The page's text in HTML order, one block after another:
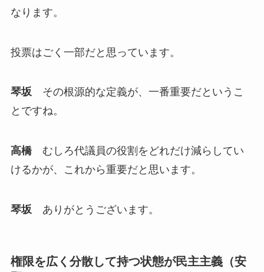
なります。
投票はごく一部だと思っています。
琴坂その根源的な定義が、一番重要だというこ
とですね。
高橋むしろ代議員の役割をどれだけ減らしてい
けるかが、これから重要だと思います。
琴坂ありがとうございます。
権限を広く分散して持つ状態が民主主義（安